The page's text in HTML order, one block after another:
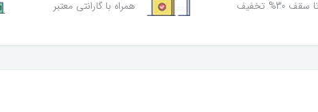
تا سقف 30% تخفیف همراه با گارانتی معتبر